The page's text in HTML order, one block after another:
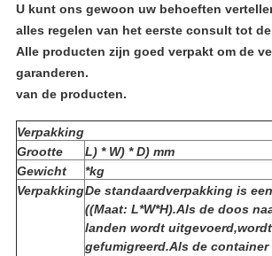
U kunt ons gewoon uw behoeften
alles regelen van het eerste consult tot
Alle producten zijn goed verpakt om de
garanderen.
van de producten.
Verpakking
Grootte
L) * W) * D) mm
Gewicht
*kg
VerpakkingDe standaardverpakking is
((Maat: L*W*H).Als de doos
landen wordt
gefumigreerd.Als de